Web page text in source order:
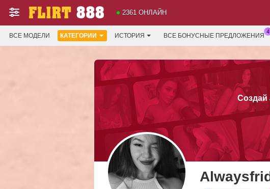
2361 ОНЛАЙН
ВСЕ МОДЕЛИ КАТЕГОРИИ ИСТОРИЯ ВСЕ БОНУСНЫЕ ПРЕДЛОЖЕНИЯ
Создай